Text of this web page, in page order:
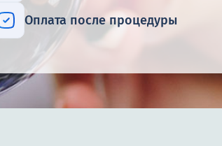
Оплата после процедуры